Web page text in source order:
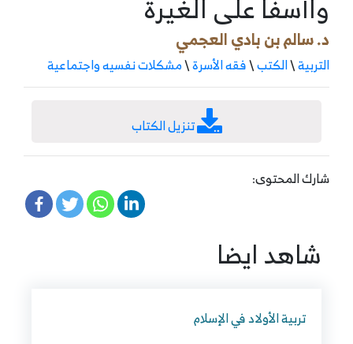
د. سالم بن بادي العجمي
التربية\الكتب\فقه الأسرة\مشكلات نفسيه واجتماعية
تنزيل الكتاب
شارك المحتوى:
شاهد ايضا
تربية الأولاد في الإسلام